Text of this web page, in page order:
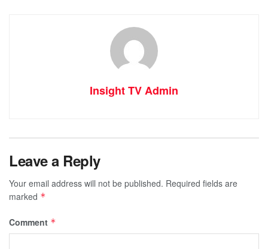
Insight TV Admin
Leave a Reply
Your email address will not be published. Required fields are
marked *
Comment *